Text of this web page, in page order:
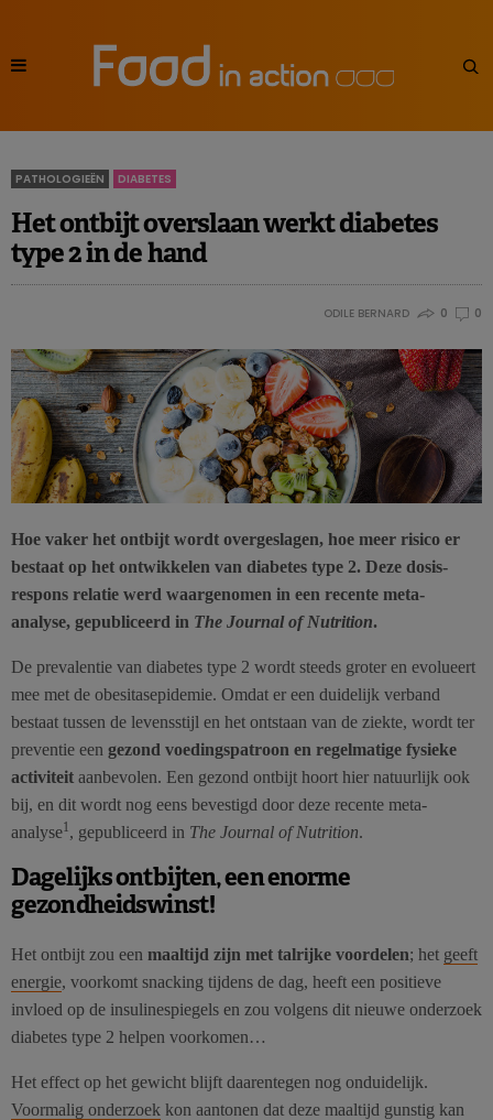
PATHOLOGIEËN DIABETES
Het ontbijt overslaan werkt diabetes
type 2 in de hand
ODILE BERNARD 0 0
Hoe vaker het ontbijt wordt overgeslagen, hoe meer risico er
bestaat op het ontwikkelen van diabetes type 2. Deze dosis-
respons relatie werd waargenomen in een recente meta-
analyse, gepubliceerd in The Journal of Nutrition.
De prevalentie van diabetes type 2 wordt steeds groter en evolueert
mee met de obesitasepidemie. Omdat er een duidelijk verband
bestaat tussen de levensstijl en het ontstaan van de ziekte, wordt ter
preventie een gezond voedingspatroon en regelmatige fysieke
activiteit aanbevolen. Een gezond ontbijt hoort hier natuurlijk ook
bij, en dit wordt nog eens bevestigd door deze recente meta-
analyse1 , gepubliceerd in The Journal of Nutrition.
Dagelijks ontbijten, een enorme
gezondheidswinst!
Het ontbijt zou een maaltijd zijn met talrijke voordelen; het geeft
energie, voorkomt snacking tijdens de dag, heeft een positieve
invloed op de insulinespiegels en zou volgens dit nieuwe onderzoek
diabetes type 2 helpen voorkomen…
Het effect op het gewicht blijft daarentegen nog onduidelijk.
Voormalig onderzoek kon aantonen dat deze maaltijd gunstig kan